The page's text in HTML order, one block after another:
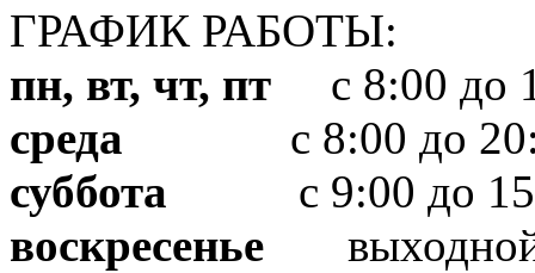
ГРАФИК РАБОТЫ:
пн, вт, чт, пт с 8:00 до
среда с 8:00 до
суббота с 9:00 до
воскресенье